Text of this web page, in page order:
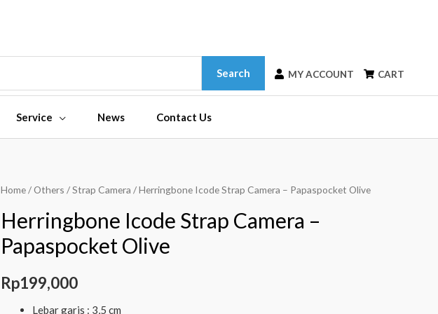
Search MY ACCOUNT CART
Service News Contact Us
Home/Others /Strap Camera / Herringbone Icode Strap Camera – Papaspocket Olive
Herringbone Icode Strap Camera –
Papaspocket Olive
Rp199,000
Lebar garis : 3,5 cm
Herringbone
Strap
Camera
Papaspocket